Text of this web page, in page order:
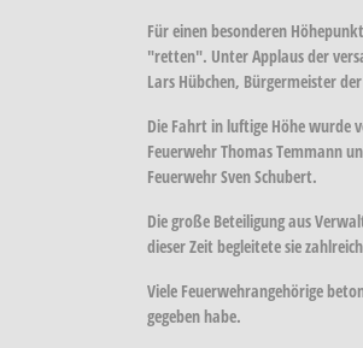
Für einen besonderen
"retten". Unter Applaus der
Lars Hübchen, Bürgermeister
Die Fahrt in luftige Höhe wurde
Feuerwehr Thomas Temmann
Feuerwehr Sven Schubert.
Die große Beteiligung aus
dieser Zeit begleitete sie
Viele Feuerwehrangehörige
gegeben habe.